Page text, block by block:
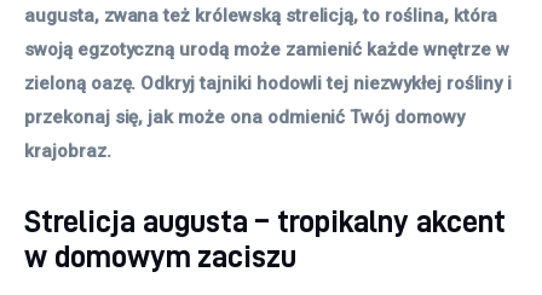
augusta, zwana też królewską strelicją, to roślina, która
swoją egzotyczną urodą może zamienić każde wnętrze w
zieloną oazę. Odkryj tajniki hodowli tej niezwykłej rośliny i
przekonaj się, jak może ona odmienić Twój domowy
krajobraz.
Strelicja augusta – tropikalny akcent
w domowym zaciszu